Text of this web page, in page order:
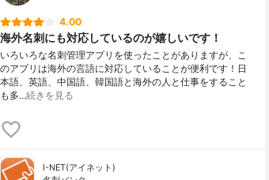
4.00
海外名刺にも対応しているのが嬉しいです！
いろいろな名刺管理アプリを使ったことがありますが、こ
のアプリは海外の言語に対応していることが便利です！日
本語、英語、中国語、韓国語と海外の人と仕事をすること
も多…続きを見る
I-NET(アイネット)